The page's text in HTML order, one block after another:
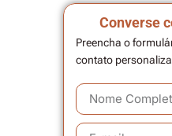
Converse
Preencha o
contato